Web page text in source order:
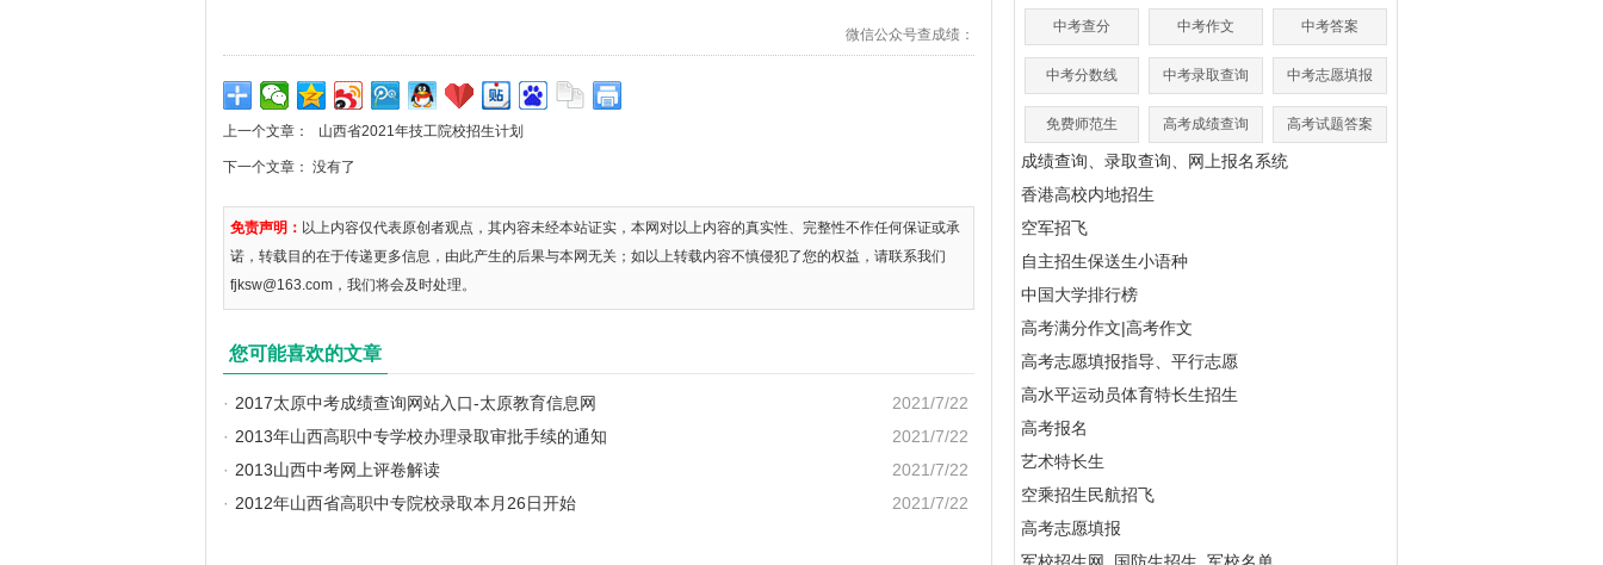
微信公众号查成绩：
上一个文章： 山西省2021年技工院校招生计划
下一个文章： 没有了
免责声明： 以上内容仅代表原创者观点，其内容未经本站证实，本网对以上内容的真实性、完整性不作任何保证或承
诺，转载目的在于传递更多信息，由此产生的后果与本网无关；如以上转载内容不慎侵犯了您的权益，请联系我们
fjksw@163.com，我们将会及时处理。
您可能喜欢的文章
2021/7/22
· 2017太原中考成绩查询网站入口-太原教育信息网
2021/7/22
· 2013年山西高职中专学校办理录取审批手续的通知
2021/7/22
· 2013山西中考网上评卷解读
2021/7/22
· 2012年山西省高职中专院校录取本月26日开始
中考查分 中考作文 中考答案
中考分数线 中考录取查询 中考志愿填报
免费师范生 高考成绩查询 高考试题答案
成绩查询、录取查询、网上报名系统
香港高校内地招生
空军招飞
自主招生保送生小语种
中国大学排行榜
高考满分作文|高考作文
高考志愿填报指导、平行志愿
高水平运动员体育特长生招生
高考报名
艺术特长生
空乘招生民航招飞
高考志愿填报